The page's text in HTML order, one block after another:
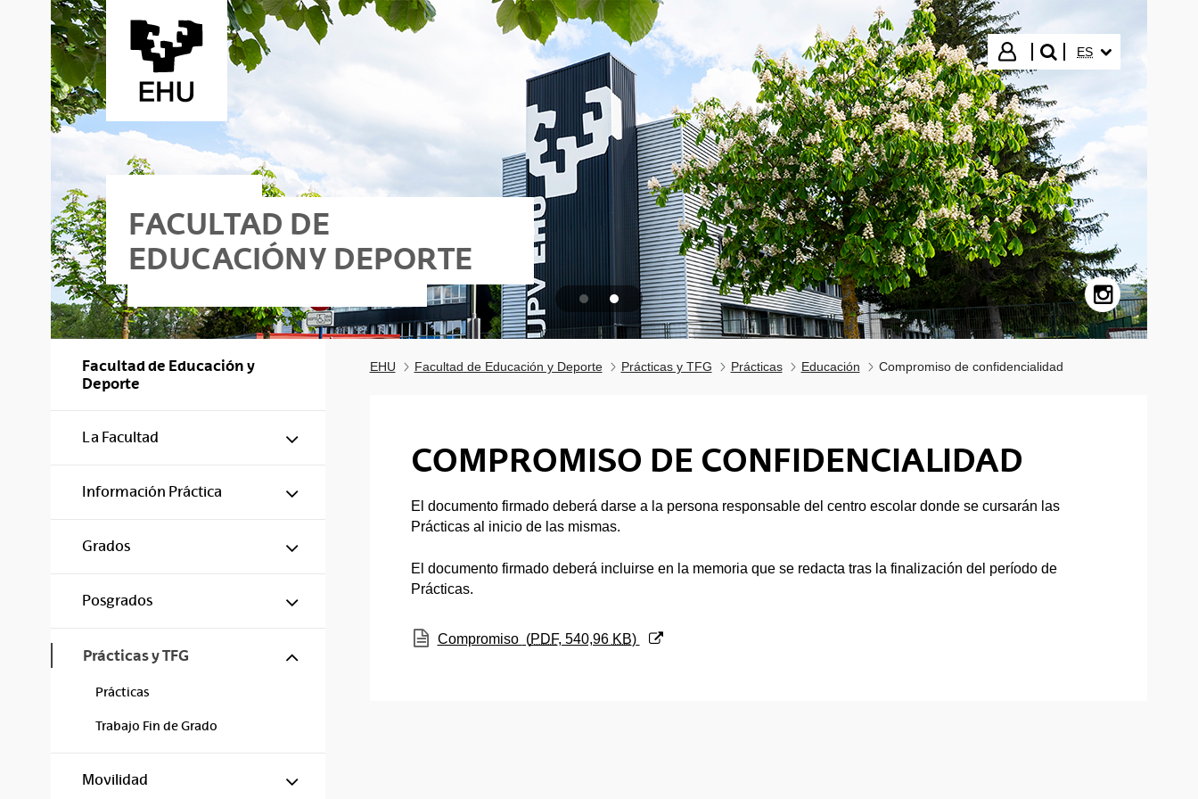
Saltar al contenido principal
Iniciar sesión
buscar"
ES
- Deporte
FACULTAD DE
EDUCACIÓN Y DEPORTE
Instagram -
Facultad de Educación y
Deporte
La Facultad Mostrar/ocultar subpáginas
Información Práctica Mostrar/ocultar subpáginas
Grados Mostrar/ocultar subpáginas
Posgrados Mostrar/ocultar subpáginas
Prácticas y TFG Mostrar/ocultar subpáginas
Prácticas
Trabajo Fin de Grado
Movilidad Mostrar/ocultar subpáginas
EHU Facultad de Educación y Deporte Prácticas y TFG Prácticas Educación Compromiso de confidencialidad
COMPROMISO DE CONFIDENCIALIDAD
El documento firmado deberá darse a la persona responsable del centro escolar donde se cursarán las
Prácticas al inicio de las mismas.
El documento firmado deberá incluirse en la memoria que se redacta tras la finalización del período de
Prácticas.
(Abre una nueva ventana)
Compromiso (PDF, 540,96 KB)